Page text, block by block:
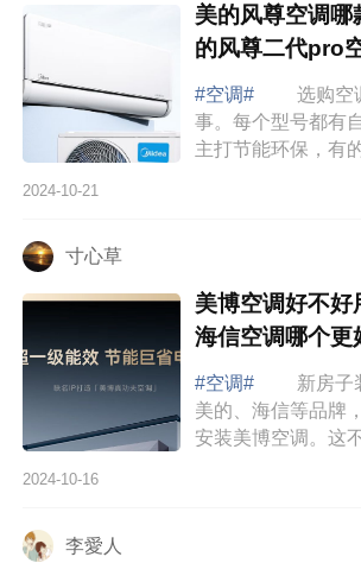
美的风尊空调哪
的风尊二代pro
#空调#
选购空调
事。每个型号都有
主打节能环保，有
我们当然希望能买
2024-10-21
寸心草
美博空调好不好
海信空调哪个更
#空调#
新房子装
美的、海信等品牌
安装美博空调。这
能效果以及外观设
2024-10-16
李愛人